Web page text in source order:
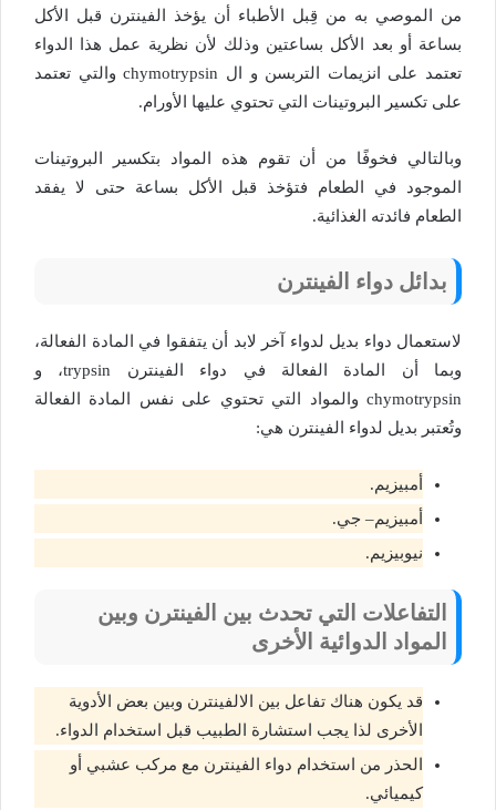
من الموصي به من قِبل الأطباء أن يؤخذ الفينترن قبل الأكل
بساعة أو بعد الأكل بساعتين وذلك لأن نظرية عمل هذا الدواء
تعتمد على انزيمات التربسن و ال chymotrypsin والتي تعتمد
على تكسير البروتينات التي تحتوي عليها الأورام.
وبالتالي فخوفًا من أن تقوم هذه المواد بتكسير البروتينات
الموجود في الطعام فتؤخذ قبل الأكل بساعة حتى لا يفقد
الطعام فائدته الغذائية.
بدائل دواء الفينترن
لاستعمال دواء بديل لدواء آخر لابد أن يتفقوا في المادة الفعالة،
وبما أن المادة الفعالة في دواء الفينترن trypsin، و
chymotrypsin والمواد التي تحتوي على نفس المادة الفعالة
وتُعتبر بديل لدواء الفينترن هي:
أمبيزيم.
أمبيزيم– جي.
نيوبيزيم.
التفاعلات التي تحدث بين الفينترن وبين
المواد الدوائية الأخرى
قد يكون هناك تفاعل بين الالفينترن وبين بعض الأدوية
الأخرى لذا يجب استشارة الطبيب قبل استخدام الدواء.
الحذر من استخدام دواء الفينترن مع مركب عشبي أو
كيميائي.